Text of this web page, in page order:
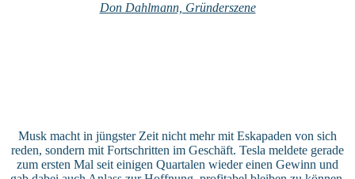
Don Dahlmann, Gründerszene
Musk macht in jüngster Zeit nicht mehr mit Eskapaden von sich
reden, sondern mit Fortschritten im Geschäft. Tesla meldete gerade
zum ersten Mal seit einigen Quartalen wieder einen Gewinn und